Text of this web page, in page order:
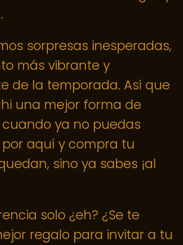
sorpresas inesperadas,
más vibrante y
de la temporada. Así que
una mejor forma de
ya no puedas
por aquí y compra tu
sino ya sabes ¡al
solo ¿eh? ¿Se te
regalo para invitar a tu